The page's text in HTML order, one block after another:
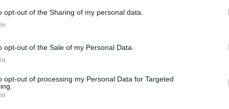
opt-out of the Sharing of my personal data.
opt-out of the Sale of my Personal Data.
opt-out of processing my Personal Data for Targeted
εκείνη, το σκορ και ο ρυθμός του αγώνα ήταν
114-109, ισοφαρίζοντας τη σειρά των play off